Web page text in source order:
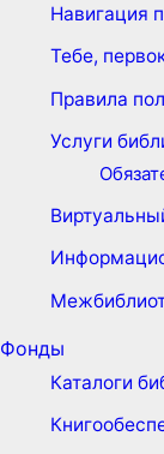
Навигация
Тебе,
Правила
Услуги
Фонды
Каталоги